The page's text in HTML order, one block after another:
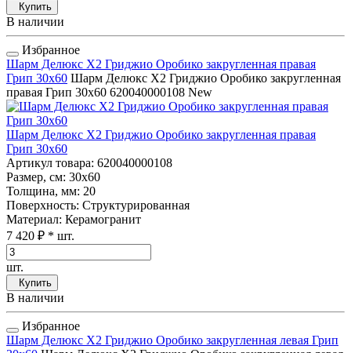
Купить
В наличии
Избранное
Шарм Делюкс Х2 Гриджио Оробико закругленная правая
Грип 30x60 Шарм Делюкс Х2 Гриджио Оробико закругленная
правая Грип 30x60 620040000108 New
Шарм Делюкс Х2 Гриджио Оробико закругленная правая
Грип 30x60
Артикул товара: 620040000108
Размер, см: 30x60
Толщина, мм: 20
Поверхность: Структурированная
Материал: Керамогранит
7 420 ₽ * шт.
шт.
Купить
В наличии
Избранное
Шарм Делюкс Х2 Гриджио Оробико закругленная левая Грип